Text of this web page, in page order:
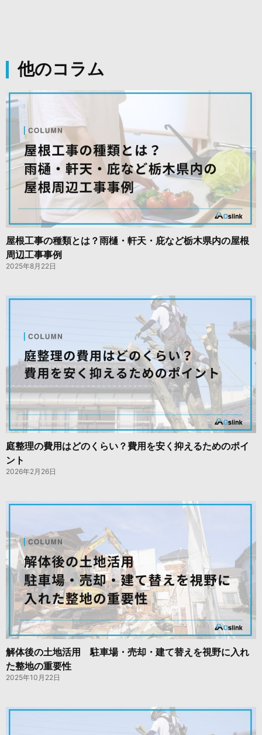
他のコラム
屋根工事の種類とは？雨樋・軒天・庇など栃木県内の屋根
周辺工事事例
2025年8月22日
庭整理の費用はどのくらい？費用を安く抑えるためのポイ
ント
2026年2月26日
解体後の土地活用 駐車場・売却・建て替えを視野に入れ
た整地の重要性
2025年10月22日